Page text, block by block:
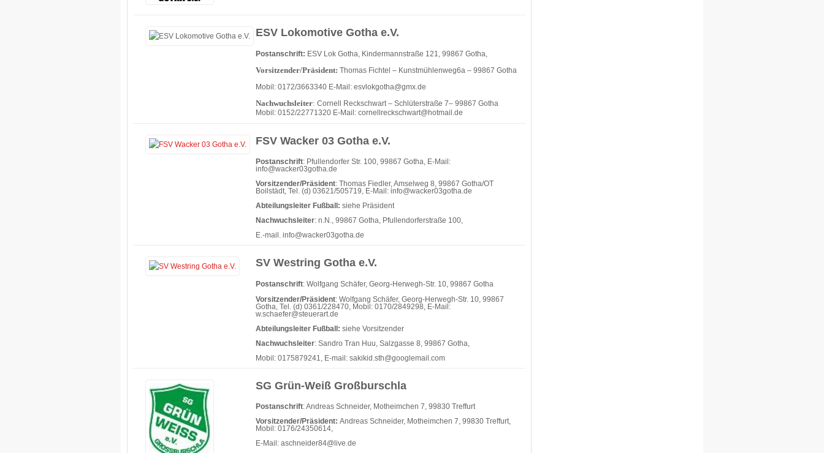
ESV Lokomotive Gotha e.V.
Postanschrift: ESV Lok Gotha, Kindermannstraße 121, 99867 Gotha,
Vorsitzender/Präsident: Thomas Fichtel – Kunstmühlenweg6a – 99867 Gotha
Mobil: 0172/3663340 E-Mail: esvlokgotha@gmx.de
Nachwuchsleiter: Cornell Reckschwart – Schlüterstraße 7– 99867 Gotha
Mobil: 0152/22771320 E-Mail: cornellreckschwart@hotmail.de
FSV Wacker 03 Gotha e.V.
Postanschrift: Pfullendorfer Str. 100, 99867 Gotha, E-Mail:
info@wacker03gotha.de
Vorsitzender/Präsident: Thomas Fiedler, Amselweg 8, 99867 Gotha/OT
Boilstädt, Tel. (d) 03621/505719, E-Mail: info@wacker03gotha.de
Abteilungsleiter Fußball: siehe Präsident
Nachwuchsleiter: n.N., 99867 Gotha, Pfullendorferstraße 100,
E.-mail. info@wacker03gotha.de
SV Westring Gotha e.V.
Postanschrift: Wolfgang Schäfer, Georg-Herwegh-Str. 10, 99867 Gotha
Vorsitzender/Präsident: Wolfgang Schäfer, Georg-Herwegh-Str. 10, 99867
Gotha, Tel. (d) 0361/228470, Mobil: 0170/2849298, E-Mail:
w.schaefer@steuerart.de
Abteilungsleiter Fußball: siehe Vorsitzender
Nachwuchsleiter: Sandro Tran Huu, Salzgasse 8, 99867 Gotha,
Mobil: 0175879241, E-mail: sakikid.sth@googlemail.com
SG Grün-Weiß Großburschla
Postanschrift: Andreas Schneider, Motheimchen 7, 99830 Treffurt
Vorsitzender/Präsident: Andreas Schneider, Motheimchen 7, 99830 Treffurt,
Mobil: 0176/24350614,
E-Mail: aschneider84@live.de